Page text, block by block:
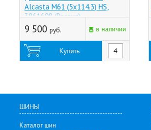
Alcasta M61 (5x114.3) HS,
3861608 (Россия)
9 500 руб. в наличии
Купить
ШИНЫ
Каталог шин